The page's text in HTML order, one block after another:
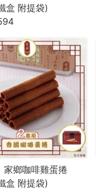
盒 附提袋)
家鄉咖啡雞蛋捲
盒 附提袋)